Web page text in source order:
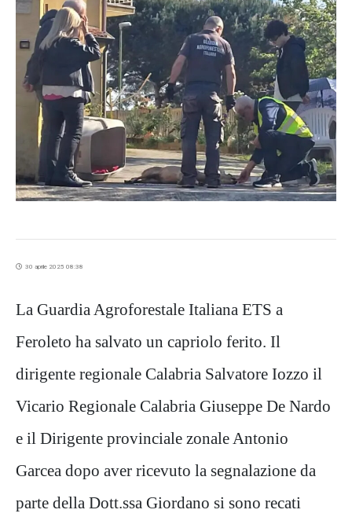
30 aprile 2025 08:38
La Guardia Agroforestale Italiana ETS a
Feroleto ha salvato un capriolo ferito. Il
dirigente regionale Calabria Salvatore Iozzo il
Vicario Regionale Calabria Giuseppe De Nardo
e il Dirigente provinciale zonale Antonio
Garcea dopo aver ricevuto la segnalazione da
parte della Dott.ssa Giordano si sono recati